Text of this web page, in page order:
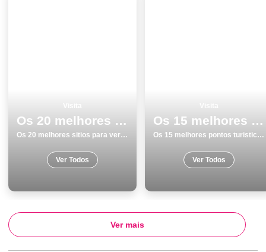
Os 20 melhores sitios para ver e visitar em Braga
Os 20 melhores sitios para ver e visitar em Braga
Ver Todos
Os 15 melhores pontos turisticos para conhecer e visitar em SantarÃ©m
Os 15 melhores pontos turisticos para conhecer e visitar em SantarÃ©m
Ver Todos
Ver mais